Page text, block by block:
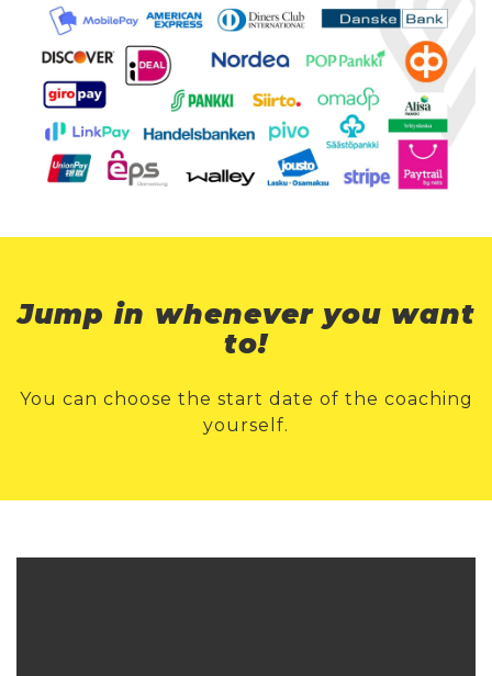
Jump in whenever you want
to!
You can choose the start date of the coaching
yourself.